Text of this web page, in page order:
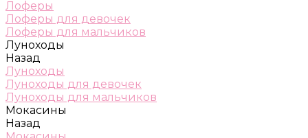
Лоферы
Лоферы для девочек
Лоферы для мальчиков
Луноходы
Назад
Луноходы
Луноходы для девочек
Луноходы для мальчиков
Мокасины
Назад